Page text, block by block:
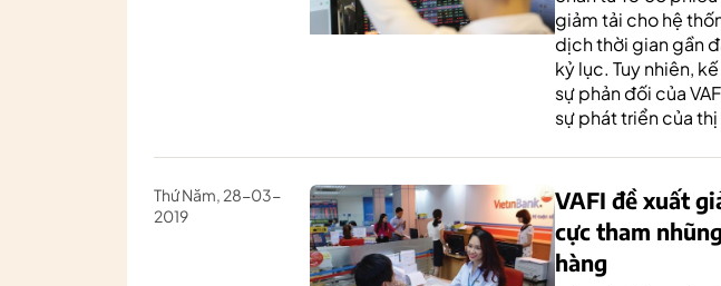
giảm tải cho hệ
dịch thời gian gần
kỷ lục. Tuy nhiên,
sự phản đối của
sự phát triển của
Thứ Năm, 28-03-
2019
VAFI đề xuất
cực tham
hàng